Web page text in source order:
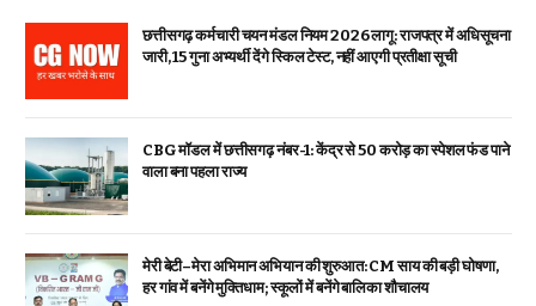
छत्तीसगढ़ कर्मचारी चयन मंडल नियम 2026 लागू: राजपत्र में अधिसूचना
जारी, 15 गुना अभ्यर्थी देंगे स्किल टेस्ट, नहीं आएगी प्रतीक्षा सूची
CBG मॉडल में छत्तीसगढ़ नंबर-1: केंद्र से ₹50 करोड़ का स्पेशल फंड पाने
वाला बना पहला राज्य
मेरी बेटी–मेरा अभिमान अभियान की शुरुआत: CM साय की बड़ी घोषणा,
हर गांव में बनेंगे मुक्तिधाम; स्कूलों में बनेंगे बालिका शौचालय